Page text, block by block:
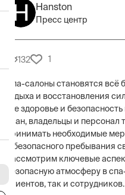
Hanston
Пресс центр
132 1
Спа-салоны становятся
отдыха и восстановления
где здоровье и
план, владельцы и
принимать необходимые
и безопасного пребывания
рассмотрим ключевые
безопасную атмосферу в
клиентов, так и сотрудников.